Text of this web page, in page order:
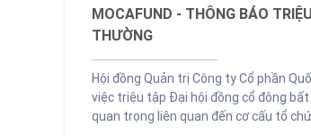
MOCAFUND - THÔNG BÁO
THƯỜNG
Hội đồng Quản trị Công ty Cổ phần
việc triệu tập Đại hội đồng cổ đông
quan trọng liên quan đến cơ cấu tổ